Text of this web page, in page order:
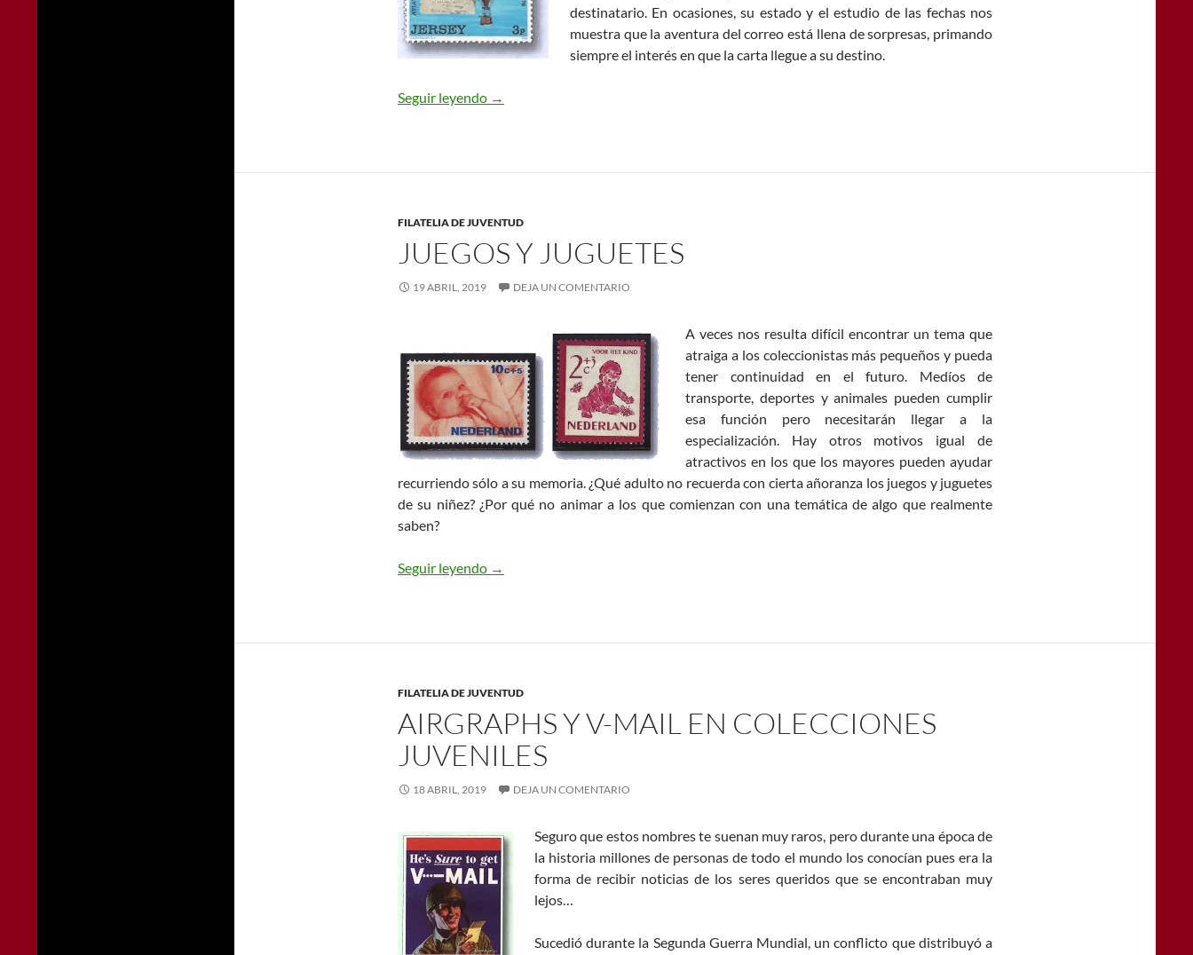
destinatario. En ocasiones, su estado y el estudio de las fechas nos
muestra que la aventura del correo está llena de sorpresas, primando
siempre el interés en que la carta llegue a su destino.
Seguir leyendo Correo Accidentado
→
FILATELIA DE JUVENTUD
JUEGOS Y JUGUETES
19 ABRIL, 2019 DEJA UN COMENTARIO
A veces nos resulta difícil encontrar un tema que
atraiga a los coleccionistas más pequeños y pueda
tener continuidad en el futuro. Medíos de
transporte, deportes y animales pueden cumplir
esa función pero necesitarán llegar a la
especialización. Hay otros motivos igual de
atractivos en los que los mayores pueden ayudar
recurriendo sólo a su memoria. ¿Qué adulto no recuerda con cierta añoranza los juegos y juguetes
de su niñez? ¿Por qué no animar a los que comienzan con una temática de algo que realmente
saben?
Seguir leyendo Juegos y Juguetes
→
FILATELIA DE JUVENTUD
AIRGRAPHS Y V-MAIL EN COLECCIONES
JUVENILES
18 ABRIL, 2019 DEJA UN COMENTARIO
Seguro que estos nombres te suenan muy raros, pero durante una época de
la historia millones de personas de todo el mundo los conocían pues era la
forma de recibir noticias de los seres queridos que se encontraban muy
lejos…
Sucedió durante la Segunda Guerra Mundial, un conflicto que distribuyó a